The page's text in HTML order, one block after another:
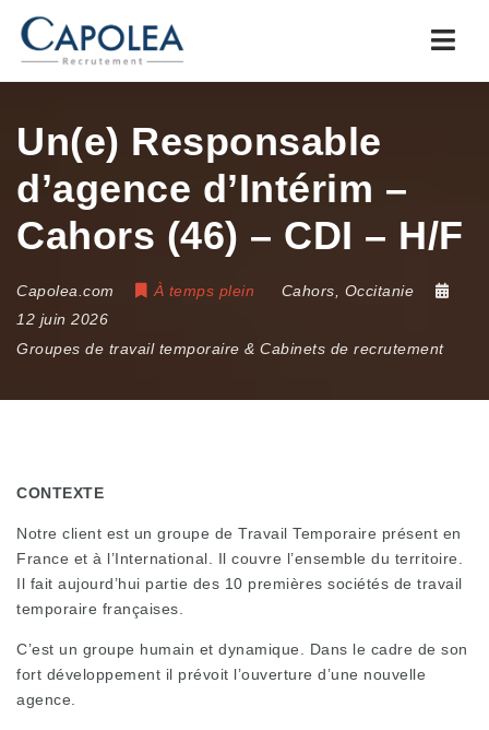
Un(e) Responsable
d’agence d’Intérim –
Cahors (46) – CDI – H/F
Capolea.com À temps plein Cahors
Occitanie
12 juin 2026
Groupes de travail temporaire & Cabinets de recrutement
CONTEXTE
Notre client est un groupe de Travail Temporaire présent en
France et à l’International. Il couvre l’ensemble du territoire.
Il fait aujourd’hui partie des 10 premières sociétés de travail
temporaire françaises.
C’est un groupe humain et dynamique. Dans le cadre de son
fort développement il prévoit l’ouverture d’une nouvelle
agence.